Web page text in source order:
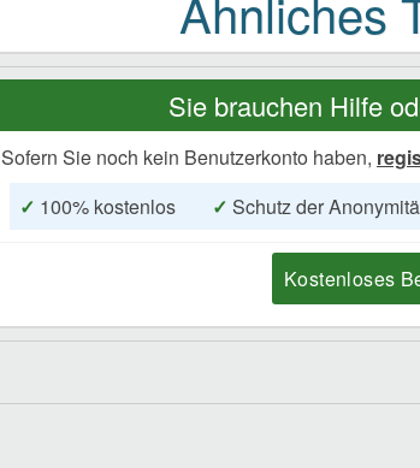
Sie brauchen Hilfe
Sofern Sie noch kein Benutzerkonto haben,
✓ 100% kostenlos ✓ Schutz der
Kostenloses